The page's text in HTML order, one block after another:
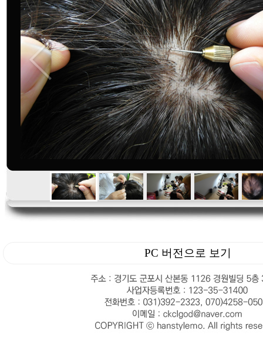
PC 버전으로 보기